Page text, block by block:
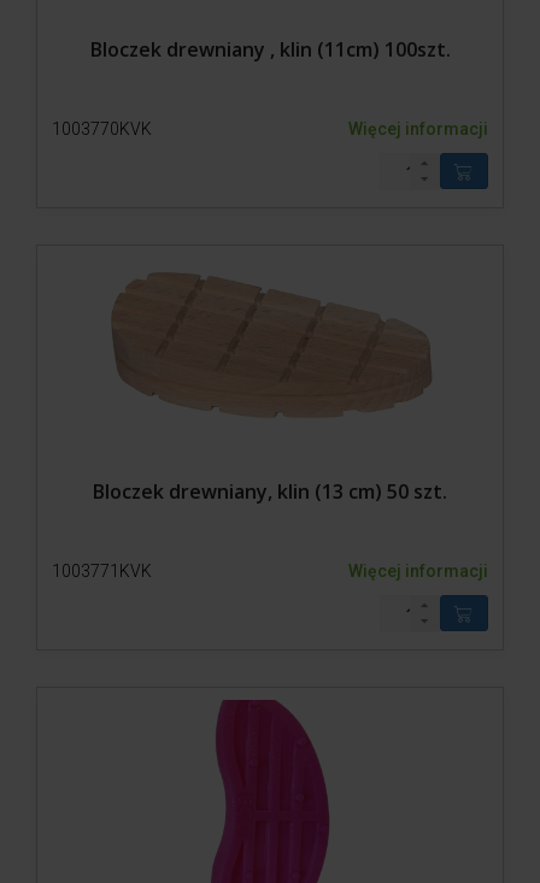
Bloczek drewniany , klin (11cm) 100szt.
1003770KVK Więcej informacji
Bloczek drewniany, klin (13 cm) 50 szt.
1003771KVK Więcej informacji